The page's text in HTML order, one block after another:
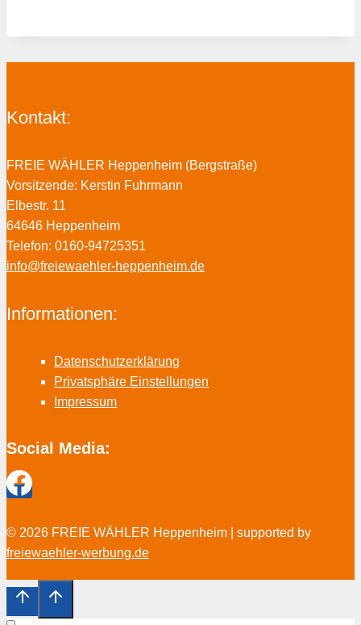
Kontakt:
FREIE WÄHLER Heppenheim (Bergstraße)
Vorsitzende: Kerstin Fuhrmann
Elbestr. 11
64646 Heppenheim
Telefon: 0160-94725351
info@freiewaehler-heppenheim.de
Informationen:
Datenschutzerklärung
Privatsphäre Einstellungen
Impressum
Social Media:
© 2026 FREIE WÄHLER Heppenheim | supported by
freiewaehler-werbung.de